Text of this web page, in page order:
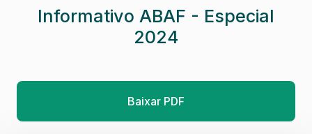
Informativo ABAF - Especial
2024
Baixar PDF